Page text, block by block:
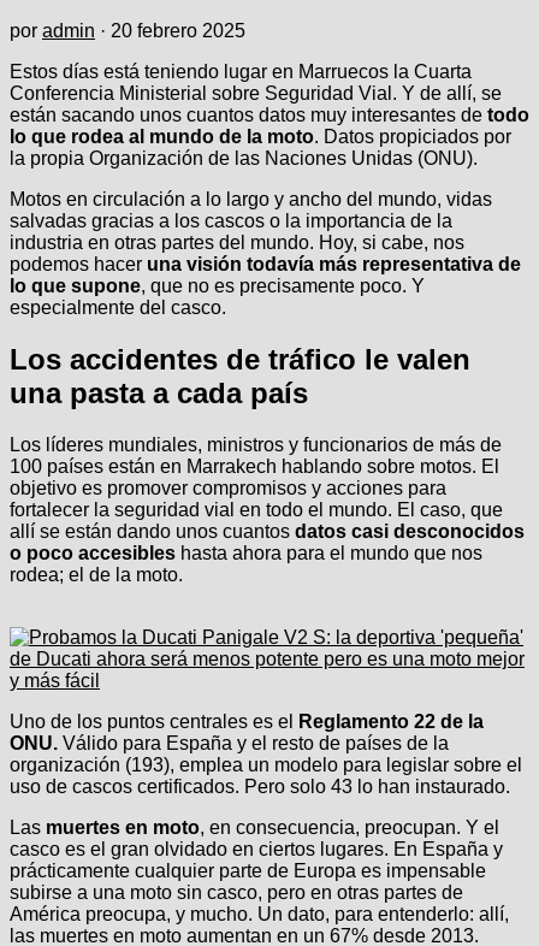
por admin · 20 febrero 2025
Estos días está teniendo lugar en Marruecos la Cuarta
Conferencia Ministerial sobre Seguridad Vial. Y de allí, se
están sacando unos cuantos datos muy interesantes de todo
lo que rodea al mundo de la moto. Datos propiciados por
la propia Organización de las Naciones Unidas (ONU).
Motos en circulación a lo largo y ancho del mundo, vidas
salvadas gracias a los cascos o la importancia de la
industria en otras partes del mundo. Hoy, si cabe, nos
podemos hacer una visión todavía más representativa de
lo que supone, que no es precisamente poco. Y
especialmente del casco.
Los accidentes de tráfico le valen
una pasta a cada país
Los líderes mundiales, ministros y funcionarios de más de
100 países están en Marrakech hablando sobre motos. El
objetivo es promover compromisos y acciones para
fortalecer la seguridad vial en todo el mundo. El caso, que
allí se están dando unos cuantos datos casi desconocidos
o poco accesibles hasta ahora para el mundo que nos
rodea; el de la moto.
Uno de los puntos centrales es el
Reglamento 22 de la
ONU. Válido para España y el resto de países de la
organización (193), emplea un modelo para legislar sobre el
uso de cascos certificados. Pero solo 43 lo han instaurado.
Las muertes en moto, en consecuencia, preocupan. Y el
casco es el gran olvidado en ciertos lugares. En España y
prácticamente cualquier parte de Europa es impensable
subirse a una moto sin casco, pero en otras partes de
América preocupa, y mucho. Un dato, para entenderlo: allí,
las muertes en moto aumentan en un 67% desde 2013.